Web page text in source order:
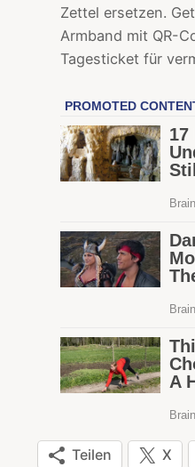
Zettel ersetzen.
Armband mit QR-
Tagesticket für
Teilen X